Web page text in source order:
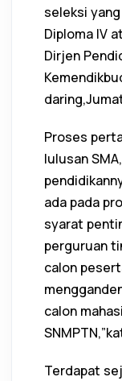
seleksi
Diploma IV
Dirjen
Proses
lulusan
ada pada
syarat
perguruan
calon
calon
Terdapat